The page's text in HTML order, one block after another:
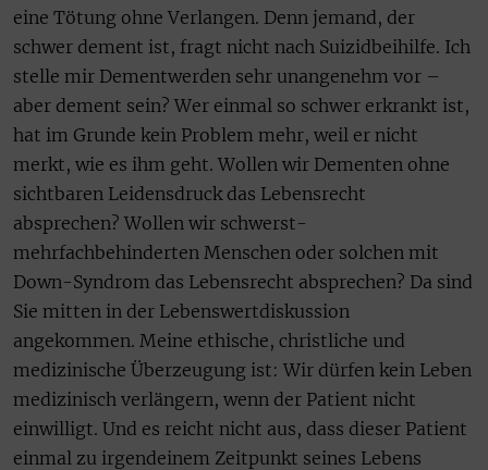
eine Tötung ohne Verlangen. Denn jemand, der
schwer dement ist, fragt nicht nach Suizidbeihilfe. Ich
stelle mir Dementwerden sehr unangenehm vor –
aber dement sein? Wer einmal so schwer erkrankt ist,
hat im Grunde kein Problem mehr, weil er nicht
merkt, wie es ihm geht. Wollen wir Dementen ohne
sichtbaren Leidensdruck das Lebensrecht
absprechen? Wollen wir schwerst-
mehrfachbehinderten Menschen oder solchen mit
Down-Syndrom das Lebensrecht absprechen? Da sind
Sie mitten in der Lebenswertdiskussion
angekommen. Meine ethische, christliche und
medizinische Überzeugung ist: Wir dürfen kein Leben
medizinisch verlängern, wenn der Patient nicht
einwilligt. Und es reicht nicht aus, dass dieser Patient
einmal zu irgendeinem Zeitpunkt seines Lebens